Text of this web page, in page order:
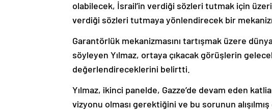
olabilecek, İsrail’in verdiği sözleri tutmak için
verdiği sözleri tutmaya yönlendirecek bir
Garantörlük mekanizmasını tartışmak üzere
söyleyen Yılmaz, ortaya çıkacak görüşlerin
değerlendireceklerini belirtti.
Yılmaz, ikinci panelde, Gazze’de devam eden
vizyonu olması gerektiğini ve bu sorunun